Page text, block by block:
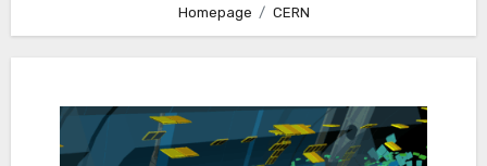
Homepage CERN